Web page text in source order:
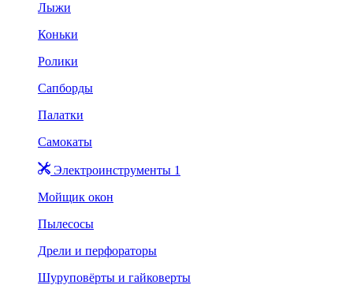
Лыжи
Коньки
Ролики
Сапборды
Палатки
Самокаты
Электроинструменты 1
Мойщик окон
Пылесосы
Дрели и перфораторы
Шуруповёрты и гайковерты